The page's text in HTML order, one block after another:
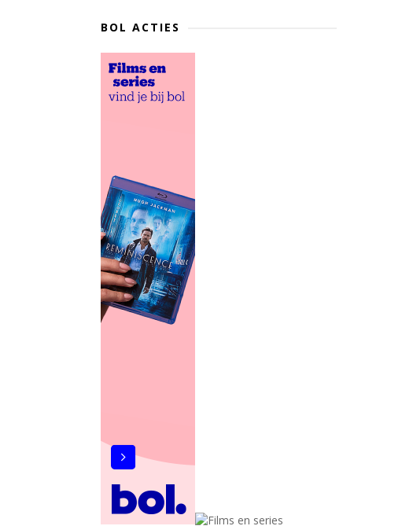
BOL ACTIES